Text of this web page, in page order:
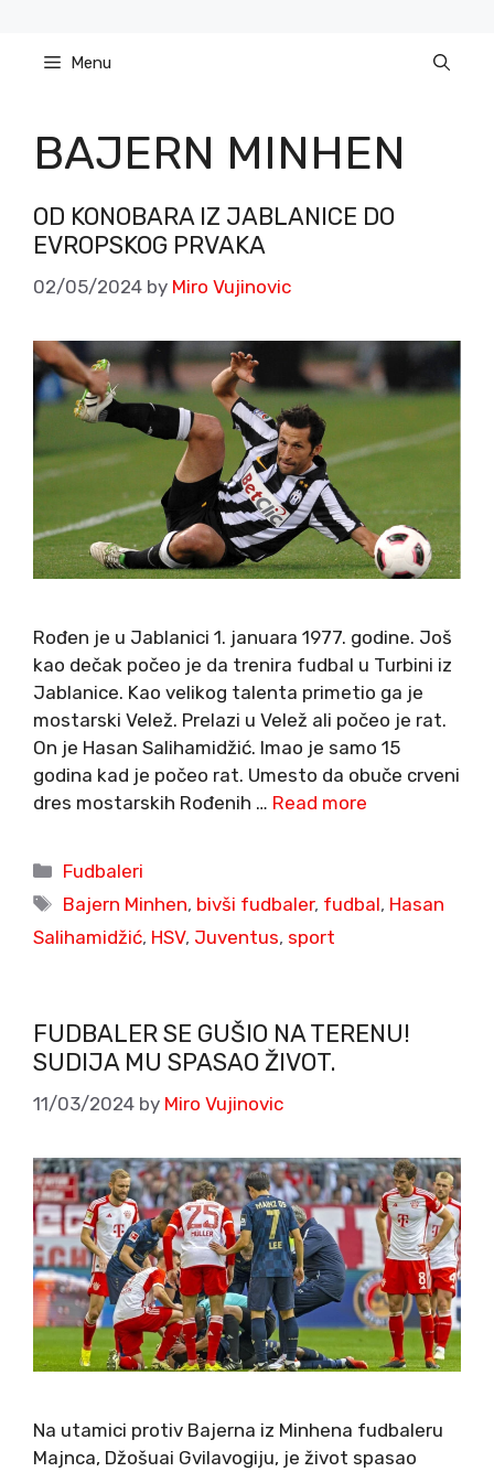
content Menu
BAJERN MINHEN
OD KONOBARA IZ JABLANICE DO
EVROPSKOG PRVAKA
02/05/2024 by Miro Vujinovic
Rođen je u Jablanici 1. januara 1977. godine. Još
kao dečak počeo je da trenira fudbal u Turbini iz
Jablanice. Kao velikog talenta primetio ga je
mostarski Velež. Prelazi u Velež ali počeo je rat.
On je Hasan Salihamidžić. Imao je samo 15
godina kad je počeo rat. Umesto da obuče crveni
dres mostarskih Rođenih … Read more
Categories
Fudbaleri
Tags
Bajern Minhen, bivši fudbaler, fudbal, Hasan
Salihamidžić, HSV, Juventus, sport
FUDBALER SE GUŠIO NA TERENU!
SUDIJA MU SPASAO ŽIVOT.
11/03/2024 by Miro Vujinovic
Na utamici protiv Bajerna iz Minhena fudbaleru
Majnca, Džošuai Gvilavogiju, je život spasao